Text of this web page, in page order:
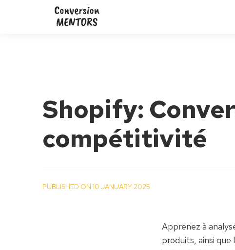
Shopify:
compétitivité
PUBLISHED ON 10 JANUARY 2025
Apprenez à
produits, ainsi